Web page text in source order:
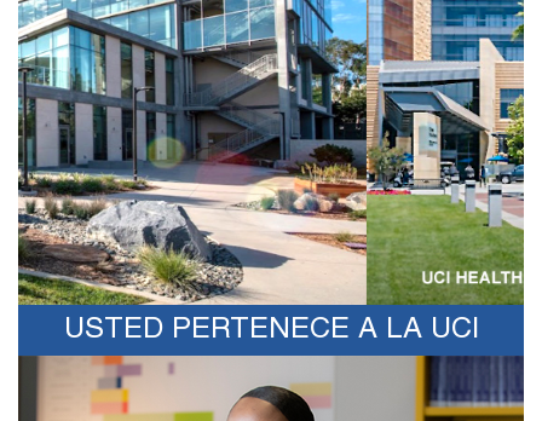
USTED PERTENECE A LA UCI